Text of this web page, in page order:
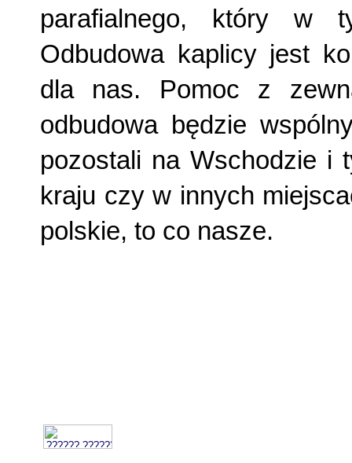
parafialnego, który w
Odbudowa kaplicy jest
dla nas. Pomoc z
odbudowa będzie
pozostali na Wschodzie i
kraju czy w innych
polskie, to co nasze.